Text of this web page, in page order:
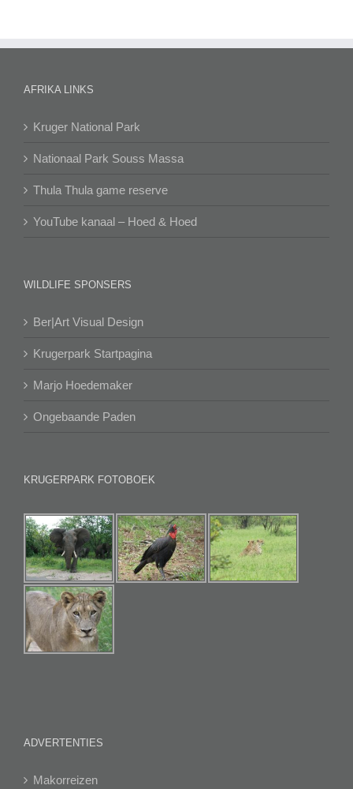
AFRIKA LINKS
Kruger National Park
Nationaal Park Souss Massa
Thula Thula game reserve
YouTube kanaal – Hoed & Hoed
WILDLIFE SPONSERS
Ber|Art Visual Design
Krugerpark Startpagina
Marjo Hoedemaker
Ongebaande Paden
KRUGERPARK FOTOBOEK
ADVERTENTIES
Makorreizen